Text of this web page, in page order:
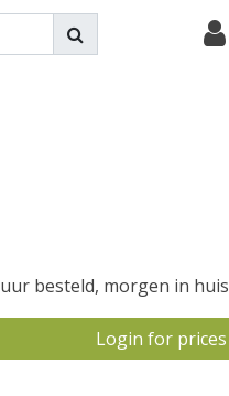
uur besteld, morgen in huis
Login for prices